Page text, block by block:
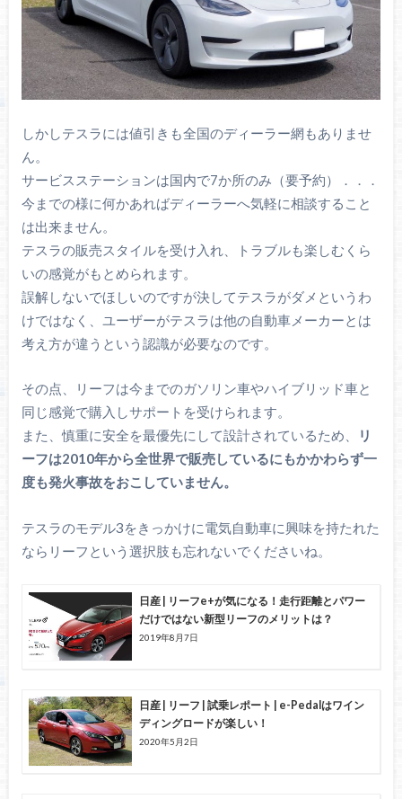
しかしテスラには値引きも全国のディーラー網もありませ
ん。
サービスステーションは国内で7か所のみ（要予約）．．．
今までの様に何かあればディーラーへ気軽に相談すること
は出来ません。
テスラの販売スタイルを受け入れ、トラブルも楽しむくら
いの感覚がもとめられます。
誤解しないでほしいのですが決してテスラがダメというわ
けではなく、ユーザーがテスラは他の自動車メーカーとは
考え方が違うという認識が必要なのです。
その点、リーフは今までのガソリン車やハイブリッド車と
同じ感覚で購入しサポートを受けられます。
また、慎重に安全を最優先にして設計されているため、
リ
ーフは2010年から全世界で販売しているにもかかわらず一
度も発火事故をおこしていません。
テスラのモデル3をきっかけに電気自動車に興味を持たれた
ならリーフという選択肢も忘れないでくださいね。
日産 | リーフe+が気になる！走行距離とパワー
だけではない新型リーフのメリットは？
2019年8月7日
日産 | リーフ | 試乗レポート | e-Pedalはワイン
ディングロードが楽しい！
2020年5月2日